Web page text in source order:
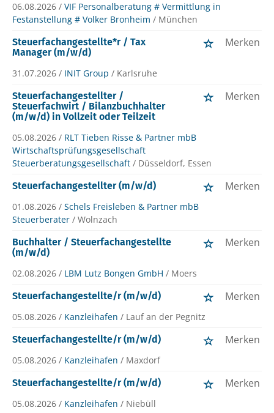
06.08.2026 / VIF Personalberatung # Vermittlung in
Festanstellung # Volker Bronheim / München
Steuerfachangestellte*r / Tax
Manager (m/w/d)
Merken
31.07.2026 / INIT Group / Karlsruhe
Steuerfachangestellter /
Steuerfachwirt / Bilanzbuchhalter
(m/w/d) in Vollzeit oder Teilzeit
Merken
05.08.2026 / RLT Tieben Risse & Partner mbB
Wirtschaftsprüfungsgesellschaft
Steuerberatungsgesellschaft / Düsseldorf, Essen
Steuerfachangestellter (m/w/d)
Merken
01.08.2026 / Schels Freisleben & Partner mbB
Steuerberater / Wolnzach
Buchhalter / Steuerfachangestellte
(m/w/d)
Merken
02.08.2026 / LBM Lutz Bongen GmbH / Moers
Steuerfachangestellte/r (m/w/d)
Merken
05.08.2026 / Kanzleihafen / Lauf an der Pegnitz
Steuerfachangestellte/r (m/w/d)
Merken
05.08.2026 / Kanzleihafen / Maxdorf
Steuerfachangestellte/r (m/w/d)
Merken
05.08.2026 / Kanzleihafen / Niebüll